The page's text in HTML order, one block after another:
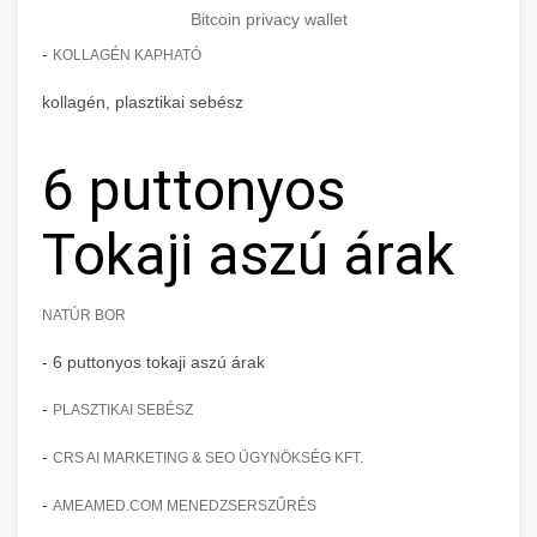
Bitcoin privacy wallet
- KOLLAGÉN KAPHATÓ
kollagén, plasztikai sebész
6 puttonyos
Tokaji aszú árak
NATÚR BOR
- 6 puttonyos tokaji aszú árak
- PLASZTIKAI SEBÉSZ
- CRS AI MARKETING & SEO ÜGYNÖKSÉG KFT.
- AMEAMED.COM MENEDZSERSZŰRÉS